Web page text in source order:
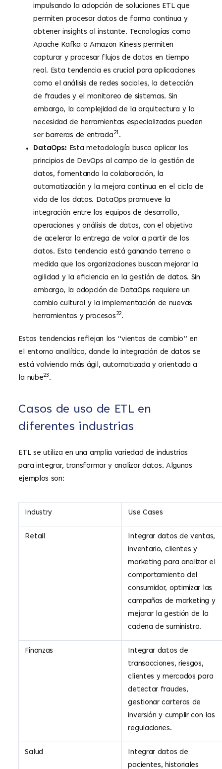
impulsando la adopción de soluciones ETL que
permiten procesar datos de forma continua y
obtener insights al instante. Tecnologías como
Apache Kafka o Amazon Kinesis permiten
capturar y procesar flujos de datos en tiempo
real. Esta tendencia es crucial para aplicaciones
como el análisis de redes sociales, la detección
de fraudes y el monitoreo de sistemas. Sin
embargo, la complejidad de la arquitectura y la
necesidad de herramientas especializadas pueden
ser barreras de entrada21.
DataOps: Esta metodología busca aplicar los
principios de DevOps al campo de la gestión de
datos, fomentando la colaboración, la
automatización y la mejora continua en el ciclo de
vida de los datos. DataOps promueve la
integración entre los equipos de desarrollo,
operaciones y análisis de datos, con el objetivo
de acelerar la entrega de valor a partir de los
datos. Esta tendencia está ganando terreno a
medida que las organizaciones buscan mejorar la
agilidad y la eficiencia en la gestión de datos. Sin
embargo, la adopción de DataOps requiere un
cambio cultural y la implementación de nuevas
herramientas y procesos22.
Estas tendencias reflejan los “vientos de cambio” en
el entorno analítico, donde la integración de datos se
está volviendo más ágil, automatizada y orientada a
la nube23.
Casos de uso de ETL en
diferentes industrias
ETL se utiliza en una amplia variedad de industrias
para integrar, transformar y analizar datos. Algunos
ejemplos son:
Industry Use Cases
Retail
Integrar datos de ventas,
inventario, clientes y
marketing para analizar el
comportamiento del
consumidor, optimizar las
campañas de marketing y
mejorar la gestión de la
cadena de suministro.
Finanzas
Integrar datos de
transacciones, riesgos,
clientes y mercados para
detectar fraudes,
gestionar carteras de
inversión y cumplir con las
regulaciones.
Salud
Integrar datos de
pacientes, historiales